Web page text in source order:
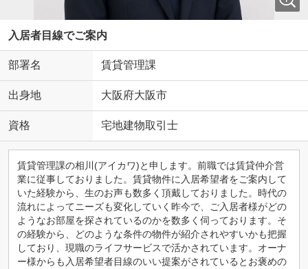
入居者目線でご案内
部署名 賃貸管理課
出身地 大阪府大阪市
資格 宅地建物取引士
賃貸管理課の相川(アイカワ)と申します。前職では賃貸仲介営
業に従事しておりました。賃貸物件に入居希望者をご案内して
いた経験から、生のお声も数多く頂戴しておりました。時代の
流れによってニーズも変化していく昨今で、ご入居者様がどの
ようなお部屋を探されているのかを数多く伺っております。そ
の経験から、どのような条件の物件が紹介されやすいかも把握
しており、現職のライフサービスで活かされています。オーナ
ー様からも入居希望者目線のいい提案がされているとお褒めの